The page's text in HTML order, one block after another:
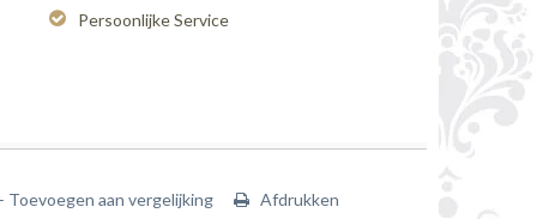
Persoonlijke Service
Toevoegen aan vergelijking Afdrukken